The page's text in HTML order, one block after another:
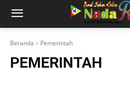
Beranda Pemerintah
PEMERINTAH